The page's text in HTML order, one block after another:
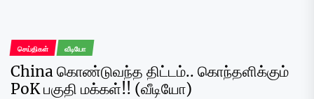
செய்திகள் வீடியோ
China கொண்டுவந்த திட்டம்.. கொந்தளிக்கும்
PoK பகுதி மக்கள்!! (வீடியோ)